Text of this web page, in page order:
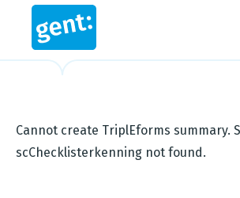
Cannot create TriplEforms summary.
scChecklisterkenning not found.